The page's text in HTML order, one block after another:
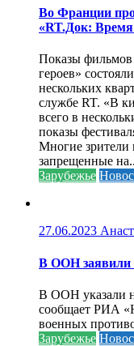
Во Франции
«RT.Док:
Показы
героев»
нескольких
службе RT. «В
всего в
показы
Многие зрители
запрещенные
Зарубежье
27.06.2023
В ООН заявили
В ООН указали
сообщает РИА
военных
Зарубежье